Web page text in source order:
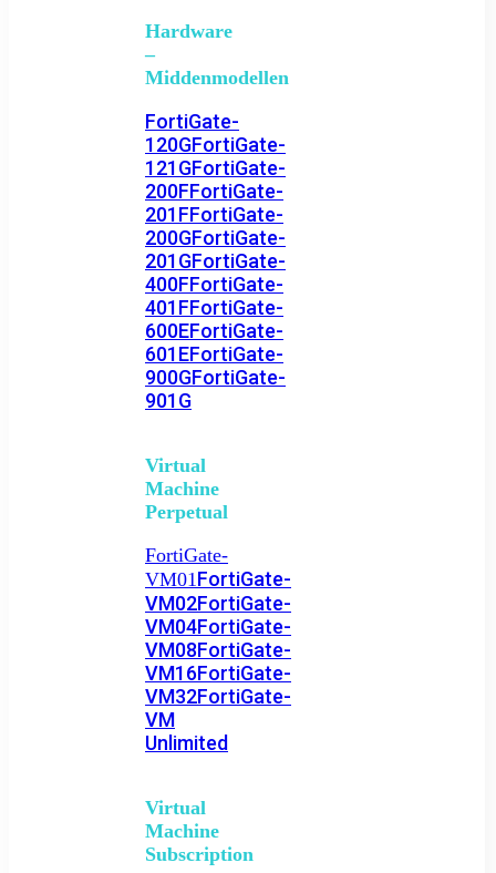
Hardware
–
Middenmodellen
FortiGate-
120GFortiGate-
121GFortiGate-
200FFortiGate-
201FFortiGate-
200GFortiGate-
201GFortiGate-
400FFortiGate-
401FFortiGate-
600EFortiGate-
601EFortiGate-
900GFortiGate-
901G
Virtual
Machine
Perpetual
FortiGate-
VM01FortiGate-
VM02FortiGate-
VM04FortiGate-
VM08FortiGate-
VM16FortiGate-
VM32FortiGate-
VM
Unlimited
Virtual
Machine
Subscription